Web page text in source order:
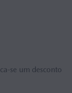
se um desconto